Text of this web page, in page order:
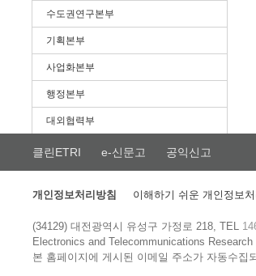
수도권연구본부
기획본부
사업화본부
행정본부
대외협력부
클린ETRI e-신문고 공익신고
개인정보처리방침 이해하기 쉬운 개인정보
(34129) 대전광역시 유성구 가정로 218, TEL
Electronics and Telecommunications
본 홈페이지에 게시된 이메일 주소가 자동수